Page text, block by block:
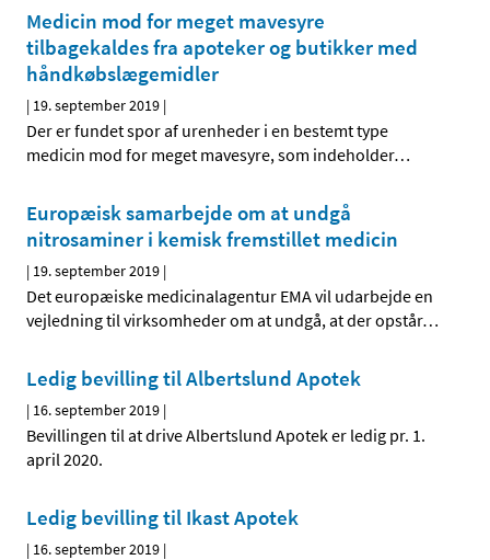
Medicin mod for meget mavesyre
tilbagekaldes fra apoteker og butikker med
håndkøbslægemidler
| 19. september 2019 |
Der er fundet spor af urenheder i en bestemt type
medicin mod for meget mavesyre, som indeholder…
Europæisk samarbejde om at undgå
nitrosaminer i kemisk fremstillet medicin
| 19. september 2019 |
Det europæiske medicinalagentur EMA vil udarbejde en
vejledning til virksomheder om at undgå, at der opstår…
Ledig bevilling til Albertslund Apotek
| 16. september 2019 |
Bevillingen til at drive Albertslund Apotek er ledig pr. 1.
april 2020.
Ledig bevilling til Ikast Apotek
| 16. september 2019 |